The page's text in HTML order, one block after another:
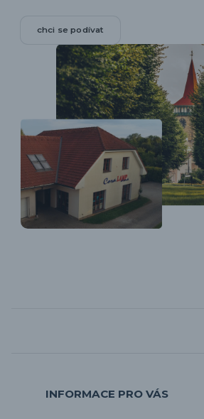
chci se podívat
INFORMACE PRO VÁS